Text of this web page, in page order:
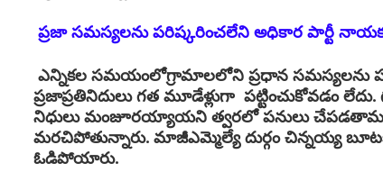
ప్రజా సమస్యలను పరిష్కరించలేని అధికార పార్టీ
ఎన్నికల సమయంలోగ్రామాలలోని ప్రధాన సమస్యలను
ప్రజాప్రతినిదులు గత మూడేళ్లుగా పట్టించుకోవడం
నిధులు మంజూరయ్యాయని త్వరలో పనులు
మరచిపోతున్నారు. మాజీఎమ్మెల్యే దుర్గం చిన్నయ్య
ఓడిపోయారు.